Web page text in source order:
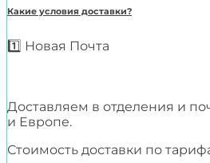
Какие условия доставки?
1️⃣ Новая Почта
Доставляем в отделения и
и Европе.
Стоимость доставки по